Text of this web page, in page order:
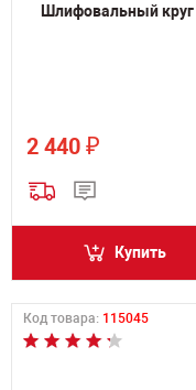
Шлифовальный круг
2 440 ₽
Купить
Код товара: 115045